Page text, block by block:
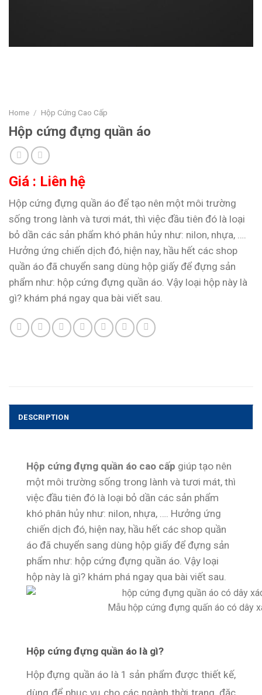
Home / Hộp Cứng Cao Cấp
Hộp cứng đựng quần áo
Giá : Liên hệ
Hộp cứng đựng quần áo để tạo nên một môi trường
sống trong lành và tươi mát, thì việc đầu tiên đó là loại
bỏ dần các sản phẩm khó phân hủy như: nilon, nhựa, ….
Hưởng ứng chiến dịch đó, hiện nay, hầu hết các shop
quần áo đã chuyển sang dùng hộp giấy để đựng sản
phẩm như: hộp cứng đựng quần áo . Vậy loại hộp này là
gì? khám phá ngay qua bài viết sau.
DESCRIPTION
Hộp cứng đựng quần áo cao cấp giúp tạo nên
một môi trường sống trong lành và tươi mát, thì
việc đầu tiên đó là loại bỏ dần các sản phẩm
khó phân hủy như: nilon, nhựa, …. Hưởng ứng
chiến dịch đó, hiện nay, hầu hết các shop quần
áo đã chuyển sang dùng hộp giấy để đựng sản
phẩm như: hộp cứng đựng quần áo . Vậy loại
hộp này là gì? khám phá ngay qua bài viết sau.
Mẫu hộp cứng đựng quấn áo có dây
Hộp cứng đựng quần áo là gì?
Hộp đựng quần áo là 1 sản phẩm được thiết kế,
dùng để phục vụ cho các ngành thời trang, đặc